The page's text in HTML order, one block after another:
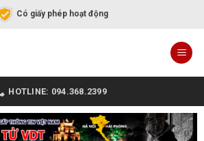
Có giấy phép hoạt động
HOTLINE: 094.368.2399